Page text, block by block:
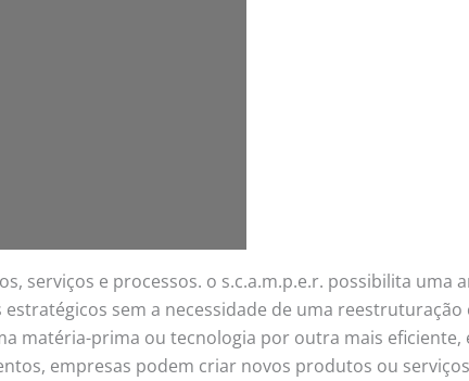
serviços e processos. o s.c.a.m.p.e.r. possibilita uma
sem a necessidade de uma reestruturação
matéria-prima ou tecnologia por outra mais
empresas podem criar novos produtos ou